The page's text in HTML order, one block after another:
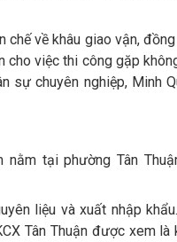
chế về khâu giao vận,
cho việc thi công gặp
sự chuyên nghiệp, Minh
tại phường Tân
liệu và xuất nhập
Tân Thuận được xem là